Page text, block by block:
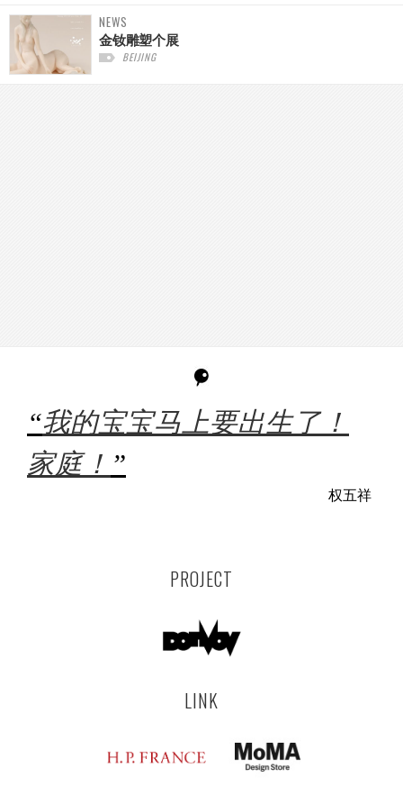
NEWS
金钕雕塑个展
BEIJING
“我的宝宝马上要出生了！
家庭！ ”
权五祥
PROJECT
LINK